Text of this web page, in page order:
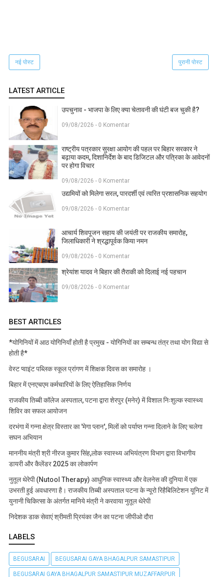
नई पोस्ट पुरानी पोस्ट
LATEST ARTICLE
उपचुनाव - भाजपा के लिए क्या चेतावनी की घंटी बज चुकी है?
09/08/2026 - 0 Komentar
राष्ट्रीय पत्रकार सुरक्षा आयोग की पहल पर बिहार सरकार ने
बढ़ाया कदम, दिशानिर्देश के बाद डिजिटल और पत्रिका के आवेदनों
पर होगा विचार
09/08/2026 - 0 Komentar
उद्यमियों को मिलेगा सरल, पारदर्शी एवं त्वरित प्रशासनिक सहयोग
09/08/2026 - 0 Komentar
आचार्य शिवपूजन सहाय की जयंती पर राजकीय समारोह,
जिलाधिकारी ने श्रद्धापूर्वक किया नमन
09/08/2026 - 0 Komentar
श्रेयांश यादव ने बिहार की तैराकी को दिलाई नई पहचान
09/08/2026 - 0 Komentar
BEST ARTICLES
*योगिनियों में आठ योगिनियाँ होती है प्रमुख - योगिनियों का सम्बन्ध तंत्र तथा योग विद्या से
होती है*
वेस्ट प्वाइंट पब्लिक स्कूल प्रांगण में शिक्षक दिवस का समारोह ।
बिहार में एनएचएम कर्मचारियों के लिए ऐतिहासिक निर्णय
राजकीय तिब्बी कॉलेज अस्पताल, पटना द्वारा शेरपुर (मनेर) में विशाल निःशुल्क स्वास्थ्य
शिविर का सफल आयोजन
दरभंगा में गन्ना क्षेत्र विस्तार का 'मेगा प्लान', मिलों को पर्याप्त गन्ना दिलाने के लिए चलेगा
सघन अभियान
माननीय मंत्री श्री नीरज कुमार सिंह,लोक स्वास्थ्य अभियंत्रण विभाग द्वारा विभागीय
डायरी और कैलेंडर 2025 का लोकार्पण
नुतूल थेरेपी (Nutool Therapy) आधुनिक स्वास्थ्य और वेलनेस की दुनिया में एक
उभरती हुई अवधारणा है। राजकीय तिब्बी अस्पताल पटना के न्यूरो रिहैबिलिटेशन यूनिट में
युनानी चिकित्सा के अंतर्गत मानिये मंत्री ने करवाया नुतूल थेरेपी
निदेशक डाक सेवाएं श्रीमती प्रियंका जैन का पटना जीपीओ दौरा
LABELS
BEGUSARAI BEGUSARAI GAYA BHAGALPUR SAMASTIPUR
BEGUSARAI GAYA BHAGALPUR SAMASTIPUR MUZAFFARPUR